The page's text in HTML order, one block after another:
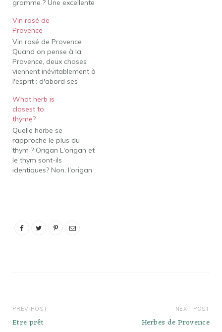
gramme ? Une excellente
saveur aux plats sans
ajouter de poids! Plus
vous utilisez d’herbes
aromatiques dans votre
cuisine, moins vous avez
besoin de beurre ou de
vinaigrette pour
Qu'est-ce…
Vin rosé de
Provence
Vin rosé de Provence
Quand on pense à la
Provence, deux choses
viennent inévitablement à
l'esprit : d'abord ses
et ensuite, bien sûr, son
vin phare, le rosé. Ainsi,
nos amateurs de vin
vous présentent deux
vins rosés de Provence,
plus précisément de
l'AOC (Appellation
d'Origine…
What herb is
closest to
thyme?
Quelle herbe se
rapproche le plus du
thym ? Origan L'origan et
le thym sont-ils
identiques? Non, l'origan
Thymus. Ces deux genres
PREV POST
Etre prêt
NEXT POST
Herbes de Provence